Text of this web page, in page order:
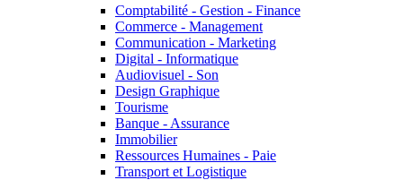
Comptabilité - Gestion - Finance
Commerce - Management
Communication - Marketing
Digital - Informatique
Audiovisuel - Son
Design Graphique
Tourisme
Banque - Assurance
Immobilier
Ressources Humaines - Paie
Transport et Logistique